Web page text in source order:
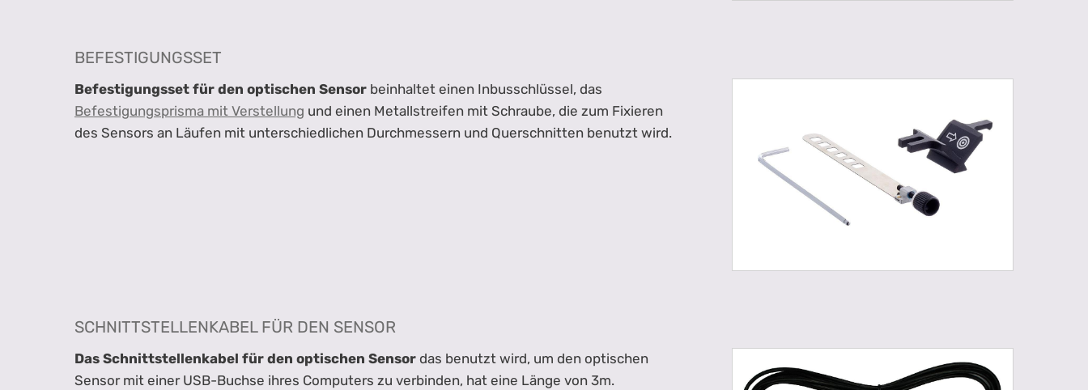
BEFESTIGUNGSSET
Befestigungsset für den optischen Sensor beinhaltet einen Inbusschlüssel, das
Befestigungsprisma mit Verstellung und einen Metallstreifen mit Schraube, die zum Fixieren
des Sensors an Läufen mit unterschiedlichen Durchmessern und Querschnitten benutzt wird.
SCHNITTSTELLENKABEL FÜR DEN SENSOR
Das Schnittstellenkabel für den optischen Sensor das benutzt wird, um den optischen
Sensor mit einer USB-Buchse ihres Computers zu verbinden, hat eine Länge von 3m.